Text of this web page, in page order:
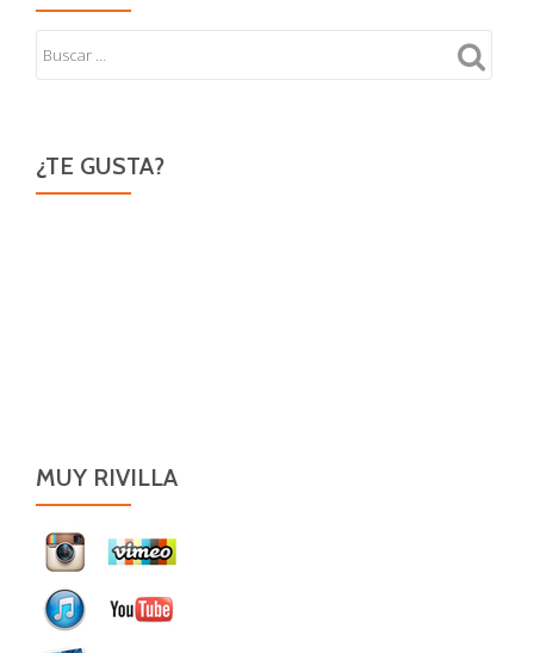
¿TE GUSTA?
MUY RIVILLA